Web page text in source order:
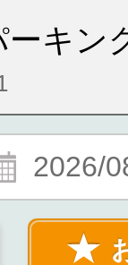
ーキン
2026/